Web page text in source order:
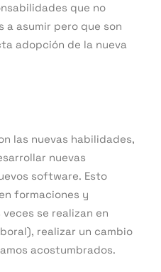
que no
a asumir pero que son
adopción de la nueva
las nuevas habilidades,
nuevas
software. Esto
formaciones y
se realizan en
realizar un cambio
acostumbrados.